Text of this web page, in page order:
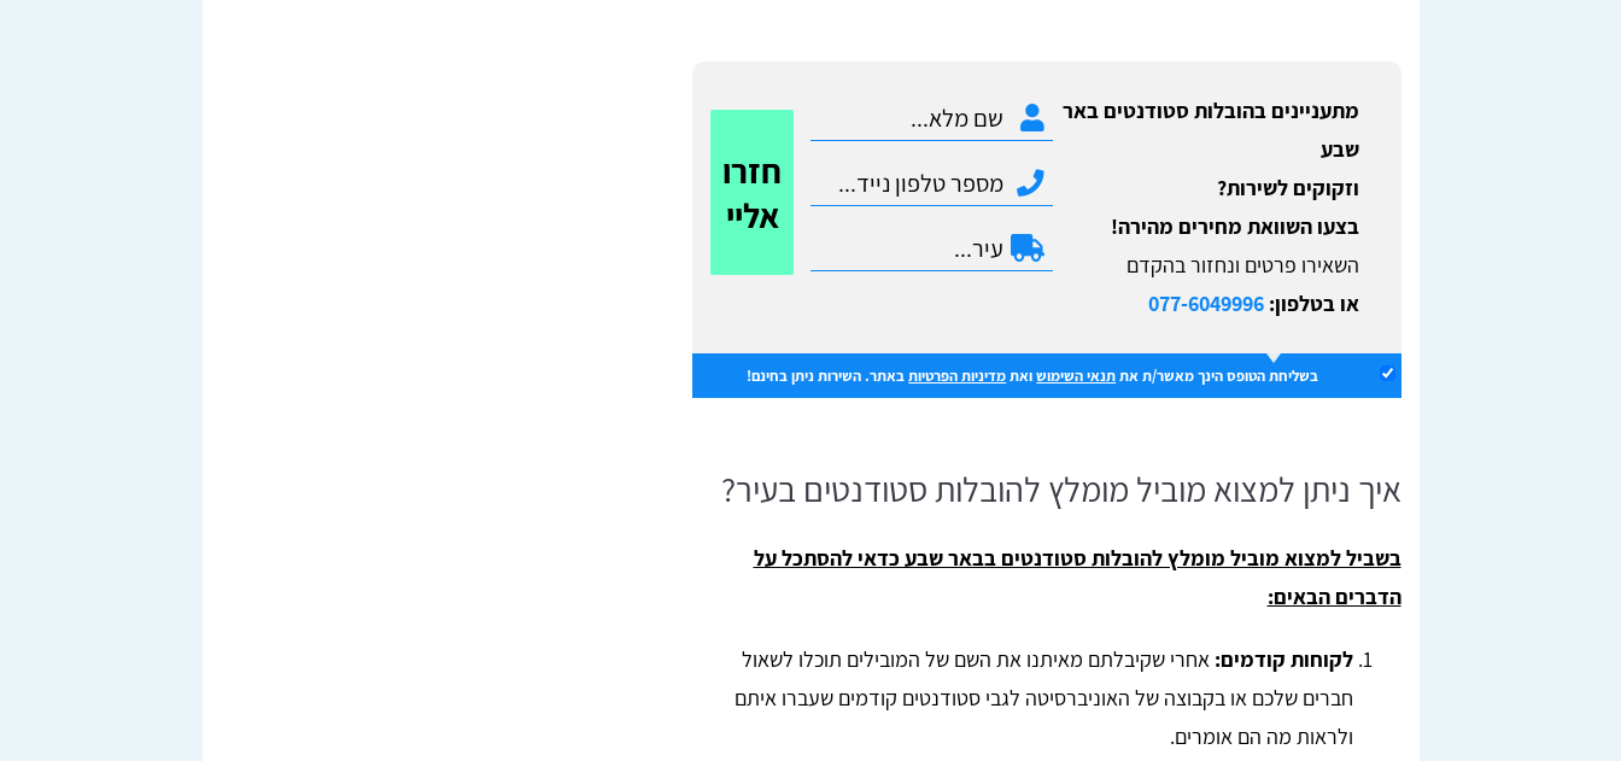
מתעניינים בהובלות סטודנטים באר
שבע
וזקוקים לשירות?
בצעו השוואת מחירים מהירה!
השאירו פרטים ונחזור בהקדם
או בטלפון:077-6049996
חזרו
אליי
בשליחת הטופס הינך מאשר/ת אתתנאי השימושואתמדיניות הפרטיותבאתר. השירות ניתן בחינם!
איך ניתן למצוא מוביל מומלץ להובלות סטודנטים בעיר?
בשביל למצוא מוביל מומלץ להובלות סטודנטים בבאר שבע כדאי להסתכל על
הדברים הבאים:
לקוחות קודמים: אחרי שקיבלתם מאיתנו את השם של המובילים תוכלו לשאול
חברים שלכם או בקבוצה של האוניברסיטה לגבי סטודנטים קודמים שעברו איתם
ולראות מה הם אומרים.